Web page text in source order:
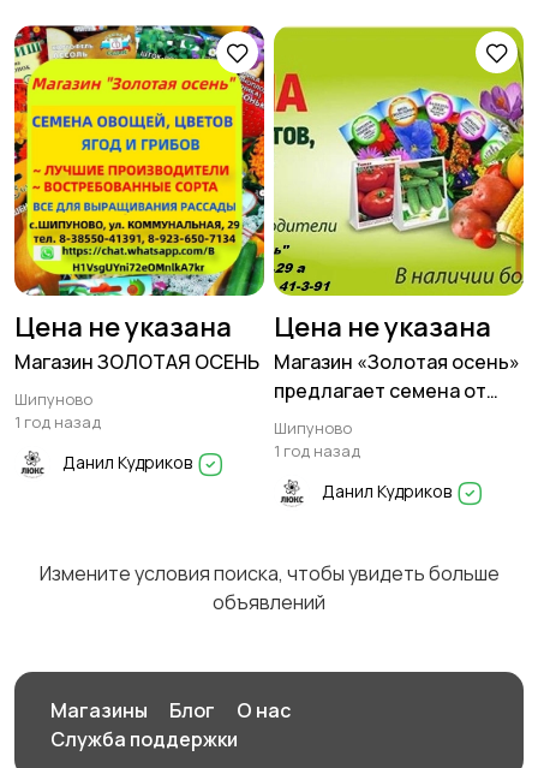
Цена не указана
Магазин ЗОЛОТАЯ ОСЕНЬ
Шипуново
1 год назад
Данил Кудриков
Цена не указана
Магазин «Золотая осень»
предлагает семена от
проверенных
производителе
Шипуново
1 год назад
Данил Кудриков
Измените условия поиска, чтобы увидеть больше
объявлений
Магазины Блог
О нас
Служба поддержки